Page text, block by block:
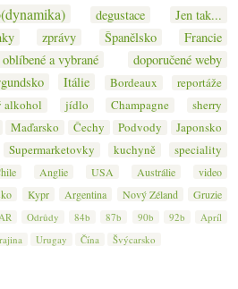
degustace
Jen tak...
zprávy Španělsko
Francie
oblíbené a vybrané
doporučené weby
Itálie Bordeaux
reportáže
alkohol jídlo Champagne
sherry
Maďarsko Čechy Podvody
Japonsko
Supermarketovky kuchyně
speciality
Anglie USA Austrálie
video
Kypr Argentina Nový Zéland
Gruzie
Odrůdy 84b 87b 90b 92b
Apríl
Urugay Čína Švýcarsko